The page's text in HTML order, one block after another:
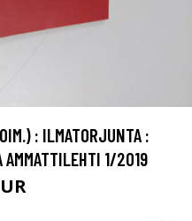
: ILMATORJUNTA :
1/2019